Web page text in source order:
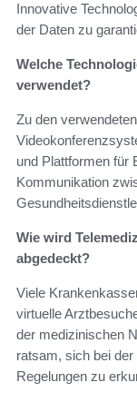
Innovative
der Daten zu
Welche
verwendet?
Zu den
und Plattformen für
Kommunikation
Wie wird
abgedeckt?
Viele
virtuelle
der medizinischen
ratsam, sich bei
Regelungen zu